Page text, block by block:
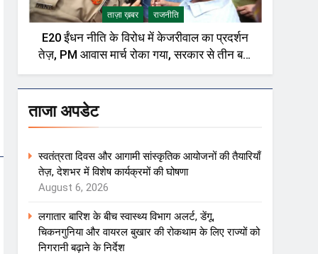
ताज़ा ख़बर राजनीति
E20 ईंधन नीति के विरोध में केजरीवाल का प्रदर्शन
तेज़, PM आवास मार्च रोका गया, सरकार से तीन बड़ी
मांगें
ताजा अपडेट
स्वतंत्रता दिवस और आगामी सांस्कृतिक आयोजनों की तैयारियाँ
तेज़, देशभर में विशेष कार्यक्रमों की घोषणा
August 6, 2026
लगातार बारिश के बीच स्वास्थ्य विभाग अलर्ट, डेंगू,
चिकनगुनिया और वायरल बुखार की रोकथाम के लिए राज्यों को
निगरानी बढ़ाने के निर्देश